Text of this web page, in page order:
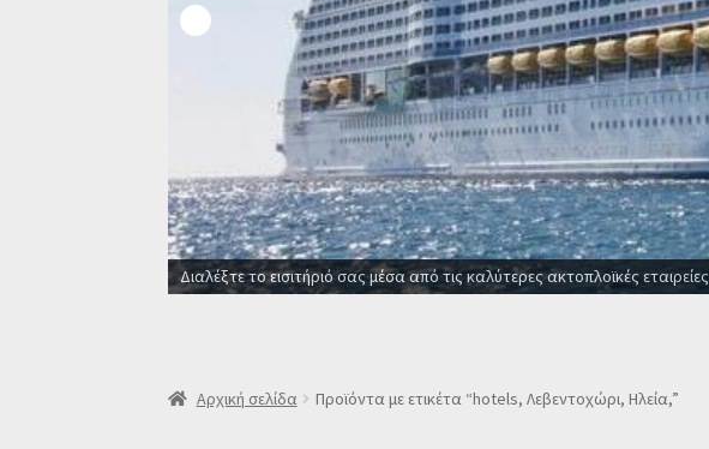
Διαλέξτε το εισιτήριό σας μέσα από τις καλύτερες ακτοπλοϊκές εταιρείες
Αρχική σελίδα Προϊόντα με ετικέτα “hotels, Λεβεντοχώρι, Ηλεία,”